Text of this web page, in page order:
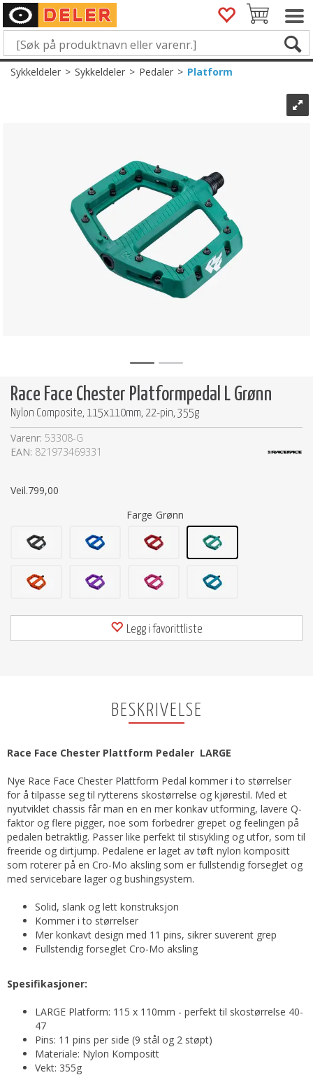
Sykkeldeler>Sykkeldeler>Pedaler>Platform
Race Face Chester Platformpedal L Grønn
Nylon Composite, 115x110mm, 22-pin, 355g
Varenr: 53308-G
EAN: 821973469331
Veil.799,00
Farge Grønn
Legg i favorittliste
BESKRIVELSE
Race Face Chester Plattform Pedaler LARGE
Nye Race Face Chester Plattform Pedal kommer i to størrelser
for å tilpasse seg til rytterens skostørrelse og kjørestil. Med et
nyutviklet chassis får man en en mer konkav utforming, lavere Q-
faktor og flere pigger, noe som forbedrer grepet og feelingen på
pedalen betraktlig. Passer like perfekt til stisykling og utfor, som til
freeride og dirtjump. Pedalene er laget av tøft nylon kompositt
som roterer på en Cro-Mo aksling som er fullstendig forseglet og
med servicebare lager og bushingsystem.
Solid, slank og lett konstruksjon
Kommer i to størrelser
Mer konkavt design med 11 pins, sikrer suverent grep
Fullstendig forseglet Cro-Mo aksling
Spesifikasjoner:
LARGE Platform: 115 x 110mm - perfekt til skostørrelse 40-
47
Pins: 11 pins per side (9 stål og 2 støpt)
Materiale: Nylon Kompositt
Vekt: 355g